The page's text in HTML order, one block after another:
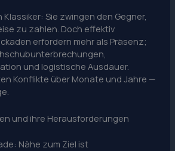
Klassiker: Sie zwingen den Gegner,
zu zahlen. Doch effektiv
erfordern mehr als Präsenz;
und logistische Ausdauer.
Konflikte über Monate und Jahre —
und ihre Herausforderungen
Nähe zum Ziel ist